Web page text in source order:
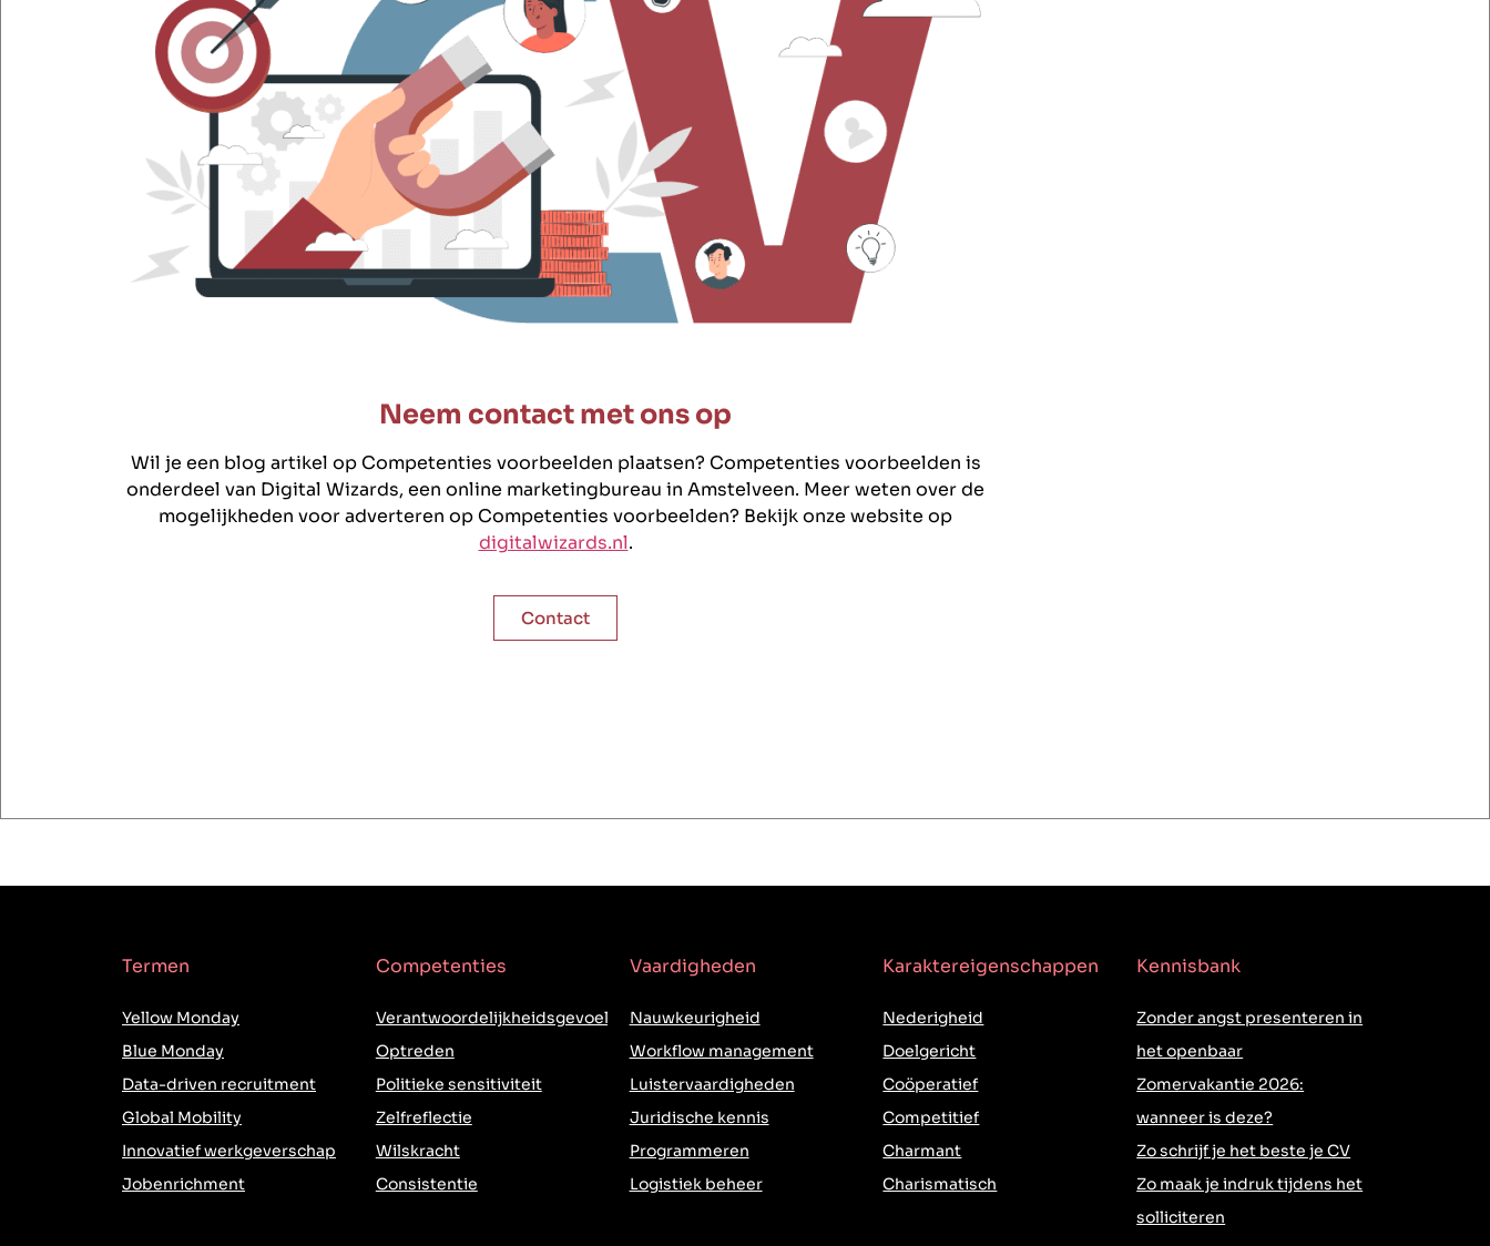
Neem contact met ons op
Wil je een blog artikel op Competenties voorbeelden plaatsen? Competenties voorbeelden is
onderdeel van Digital Wizards, een online marketingbureau in Amstelveen. Meer weten over de
mogelijkheden voor adverteren op Competenties voorbeelden? Bekijk onze website op
digitalwizards.nl.
Contact
Termen
Yellow Monday
Blue Monday
Data-driven recruitment
Global Mobility
Innovatief werkgeverschap
Jobenrichment
Competenties
Verantwoordelijkheidsgevoel
Optreden
Politieke sensitiviteit
Zelfreflectie
Wilskracht
Consistentie
Vaardigheden
Nauwkeurigheid
Workflow management
Luistervaardigheden
Juridische kennis
Programmeren
Logistiek beheer
Karaktereigenschappen
Nederigheid
Doelgericht
Coöperatief
Competitief
Charmant
Charismatisch
Kennisbank
Zonder angst presenteren in
het openbaar
Zomervakantie 2026:
wanneer is deze?
Zo schrijf je het beste je CV
Zo maak je indruk tijdens het
solliciteren